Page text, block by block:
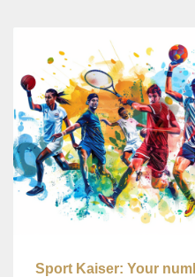
Sport Kaiser: Your